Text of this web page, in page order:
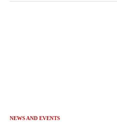
NEWS AND EVENTS